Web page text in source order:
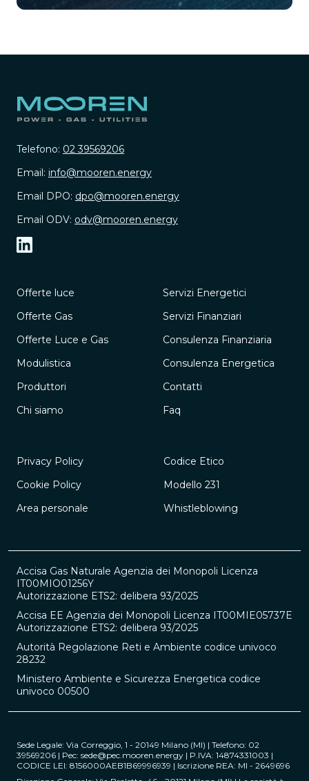
Telefono: 02 39569206
Email: info@mooren.energy
Email DPO: dpo@mooren.energy
Email ODV: odv@mooren.energy
Offerte luce
Offerte Gas
Offerte Luce e Gas
Modulistica
Produttori
Chi siamo
Servizi Energetici
Servizi Finanziari
Consulenza Finanziaria
Consulenza Energetica
Contatti
Faq
Privacy Policy
Cookie Policy
Area personale
Codice Etico
Modello 231
Whistleblowing
Accisa Gas Naturale Agenzia dei Monopoli Licenza
IT00MIO01256Y
Autorizzazione ETS2: delibera 93/2025
Accisa EE Agenzia dei Monopoli Licenza IT00MIE05737E
Autorizzazione ETS2: delibera 93/2025
Autorità Regolazione Reti e Ambiente codice univoco
28232
Ministero Ambiente e Sicurezza Energetica codice
univoco 00500
Sede Legale: Via Correggio, 1 - 20149 Milano (MI) | Telefono: 02
39569206 | Pec: sede@pec.mooren.energy | P.IVA: 14874331003 |
CODICE LEI: 8156000AEB1B69996939 | Iscrizione REA: MI - 2649696